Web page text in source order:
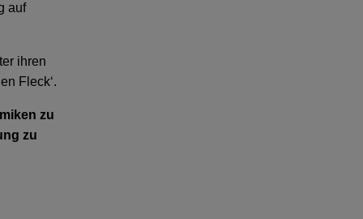
auf
ihren
Fleck‘.
zu
zu